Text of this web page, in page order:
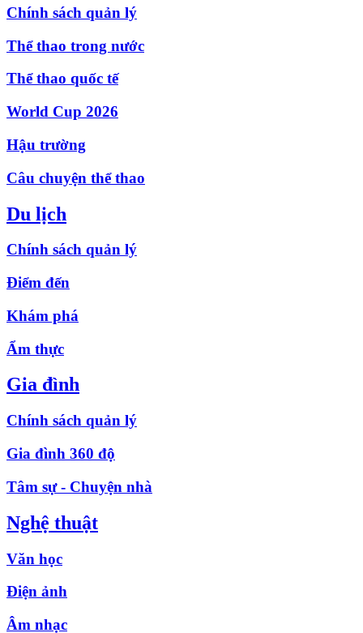
Chính sách quản lý
Thể thao trong nước
Thể thao quốc tế
World Cup 2026
Hậu trường
Câu chuyện thể thao
Du lịch
Chính sách quản lý
Điểm đến
Khám phá
Ẩm thực
Gia đình
Chính sách quản lý
Gia đình 360 độ
Tâm sự - Chuyện nhà
Nghệ thuật
Văn học
Điện ảnh
Âm nhạc